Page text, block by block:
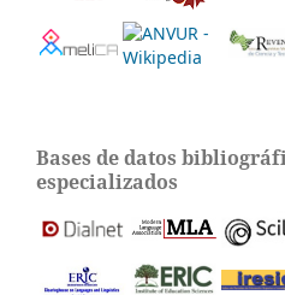
Bases de datos
especializados